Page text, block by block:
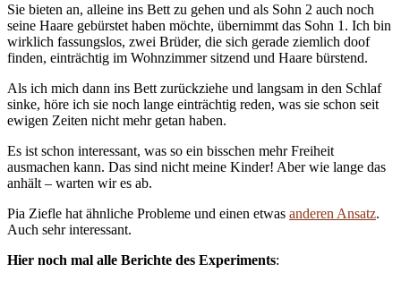
Sie bieten an, alleine ins Bett zu gehen und als Sohn 2 auch noch
seine Haare gebürstet haben möchte, übernimmt das Sohn 1. Ich bin
wirklich fassungslos, zwei Brüder, die sich gerade ziemlich doof
finden, einträchtig im Wohnzimmer sitzend und Haare bürstend.
Als ich mich dann ins Bett zurückziehe und langsam in den Schlaf
sinke, höre ich sie noch lange einträchtig reden, was sie schon seit
ewigen Zeiten nicht mehr getan haben.
Es ist schon interessant, was so ein bisschen mehr Freiheit
ausmachen kann. Das sind nicht meine Kinder! Aber wie lange das
anhält – warten wir es ab.
Pia Ziefle hat ähnliche Probleme und einen etwas anderen Ansatz.
Auch sehr interessant.
Hier noch mal alle Berichte des Experiments: